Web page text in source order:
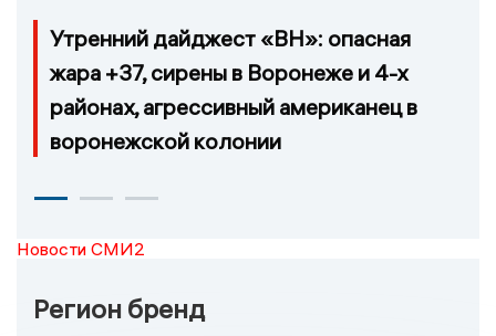
Утренний дайджест «ВН»: опасная
жара +37, сирены в Воронеже и 4-х
районах, агрессивный американец в
воронежской колонии
Новости СМИ2
Регион бренд